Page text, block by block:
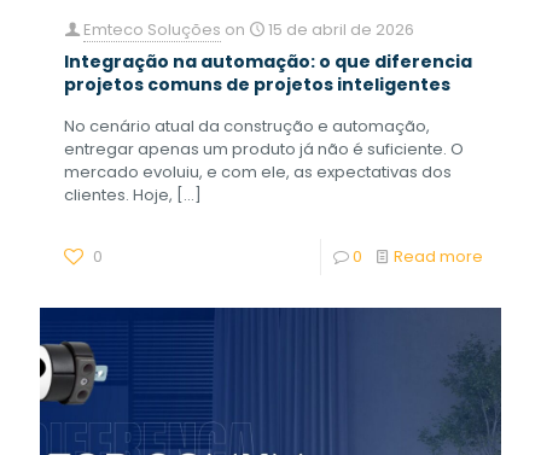
Emteco Soluções on 15 de abril de 2026
Integração na automação: o que diferencia
projetos comuns de projetos inteligentes
No cenário atual da construção e automação,
entregar apenas um produto já não é suficiente. O
mercado evoluiu, e com ele, as expectativas dos
clientes. Hoje, […]
0 0 Read more